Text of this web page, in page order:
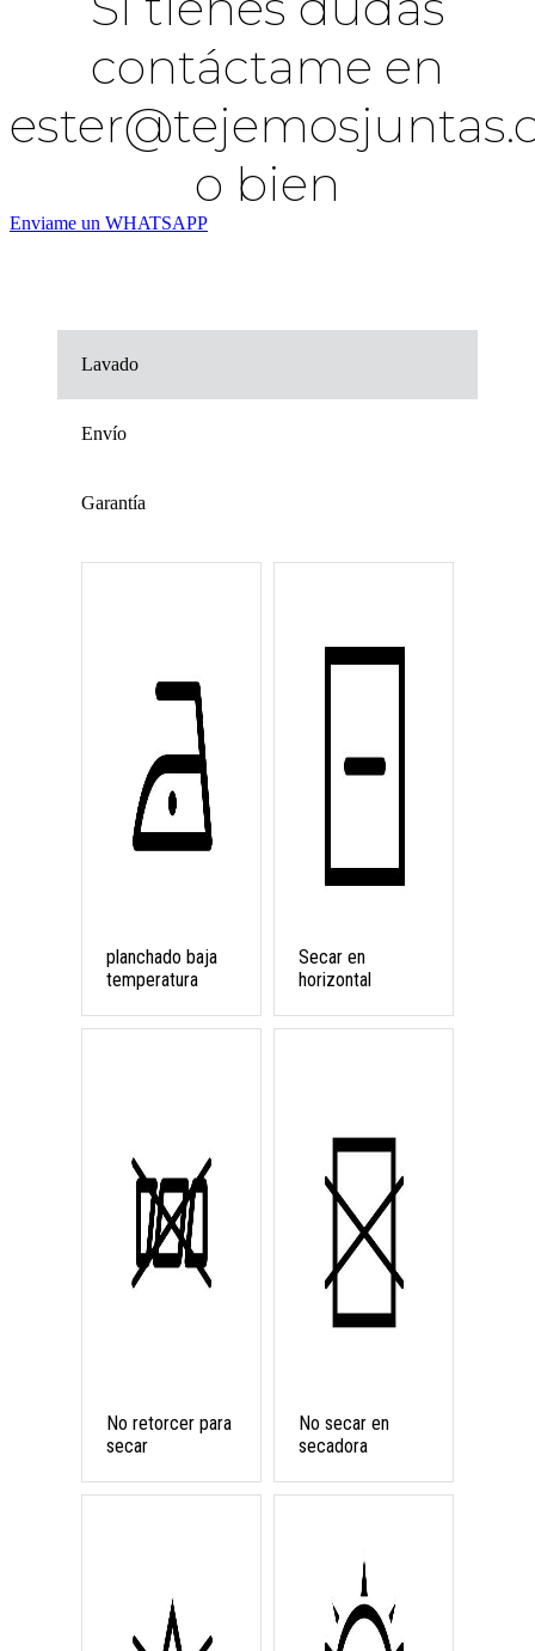
contáctame en
o bien
Enviame un WHATSAPP
Lavado
Envío
Garantía
planchado baja
temperatura
Secar en
horizontal
No retorcer para
secar
No secar en
secadora